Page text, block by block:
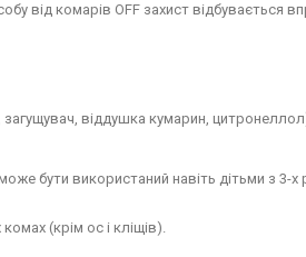
від комарів OFF захист відбувається
загущувач, віддушка кумарин,
бути використаний навіть дітьми з 3-х
(крім ос і кліщів).